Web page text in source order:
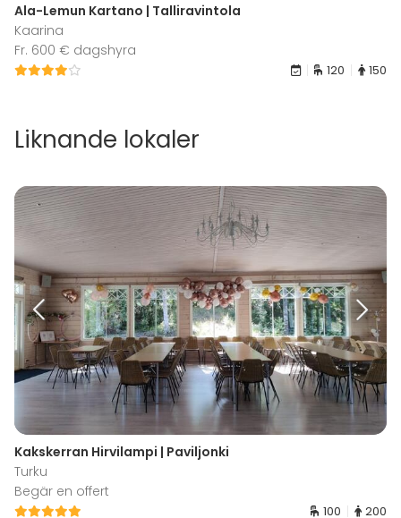
Ala-Lemun Kartano | Talliravintola
Kaarina
Fr. 600 € dagshyra
120 150
Liknande lokaler
Kakskerran Hirvilampi | Paviljonki
Turku
Begär en offert
100 200